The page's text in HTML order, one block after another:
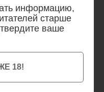
информацию,
старше
ваше
18!
основаны
важной
жизни, и
Роффаен,